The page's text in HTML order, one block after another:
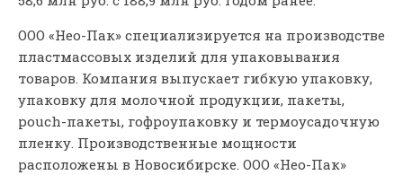
ООО «Нео-Пак» специализируется на производстве
пластмассовых изделий для упаковывания
товаров. Компания выпускает гибкую упаковку,
упаковку для молочной продукции, пакеты,
pouch-пакеты, гофроупаковку и термоусадочную
пленку. Производственные мощности
расположены в Новосибирске. ООО «Нео-Пак»